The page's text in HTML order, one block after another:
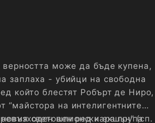
може да бъде купена,
заплаха - убийци на свободна
който блестят Робърт де Ниро,
на интелигентните
шпионски екшън” (сп.
световен ред кара група